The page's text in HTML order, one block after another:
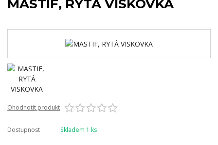
MASTIF, RYTÁ VISKOVKA
Ohodnotit produkt
Dostupnost Skladem 1 ks